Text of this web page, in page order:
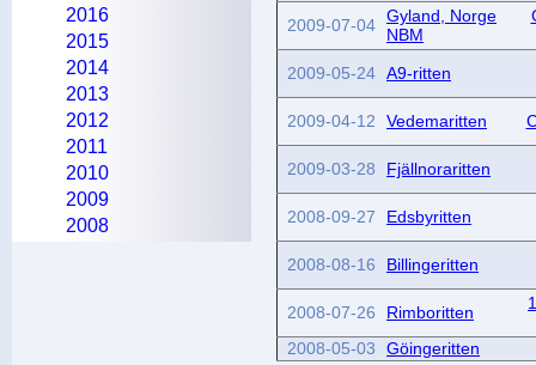
2009-07-04 Gyland, Norge
NBM
2009-05-24 A9-ritten
2009-04-12 Vedemaritten
2009-03-28 Fjällnoraritten
2008-09-27 Edsbyritten
2008-08-16 Billingeritten
2008-07-26 Rimboritten
2008-05-03 Göingeritten
2016
2015
2014
2013
2012
2011
2010
2009
2008